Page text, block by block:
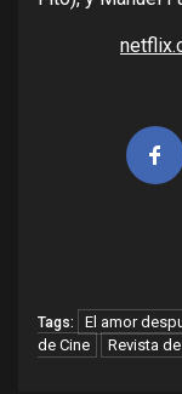
Tags: El amor
de Cine
Revista